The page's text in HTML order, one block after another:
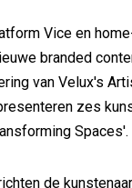
Vice en
branded
van Velux's
zes
Spaces'.
de
'De beste...
met...
voor...
uitbundiger...